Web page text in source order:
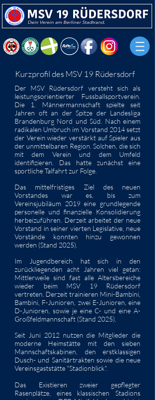
Kurzprofil des MSV 19 Rüdersdorf
Der MSV Rüdersdorf versteht sich als
leistungsorientierter Fussballsportverein.
Die 1. Männermannschaft spielte seit
Jahren oft an der Spitze der Landesliga
Brandenburg Nord und Süd. Nach einem
radikalen Umbruch im Vorstand 2014 setzt
der Verein wieder verstärkt auf Spieler aus
der unmittelbaren Region. Solchen, die sich
mit dem Verein und dem Umfeld
identifizieren. Das hatte zunächst eine
sportliche Talfahrt zur Folge.
Das mittelfristiges Ziel des neuen
Vorstandes war es, bis zum
Vereinsjubiläum 2019 eine grundlegende
personelle und finanzielle Konsolidierung
herbeizuführen. Derzeit arbeitet der neue
Vorstand in seiner vierten Legislative, neue
Vorstände konnten hinzu gewonnen
werden (Stand 2025).
Im Jugendbereich hat sich in den
zurückliegenden acht Jahren viel getan:
Mittlerweile sind fast alle Altersbereiche
wieder beim MSV 19 Rüdersdorf
vertreten. Derzeit trainieren Mini-Bambini,
Bambini, F-Junioren, zwei E-Junioren, eine
D-Junioren, sowie je eine C- und eine A-
Großfeldmannschaft (Stand 2025).
Seit Juni 2012 nutzen die Mitglieder die
moderne Heimstätte mit den sieben
Mannschaftskabinen, den erstklassigen
Dusch- und Sanitärtrakten sowie die neue
Vereinsgaststätte "Stadionblick".
Das Existieren zweier gepflegter
Rasenplätze, eines klassischen Stadions